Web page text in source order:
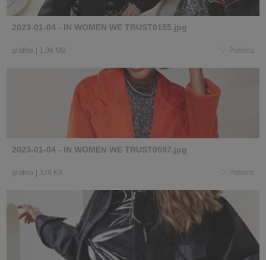
2023-01-04 - IN WOMEN WE TRUST0155.jpg
grafika 1,06 MB Pobierz
2023-01-04 - IN WOMEN WE TRUST0597.jpg
grafika 329 KB Pobierz